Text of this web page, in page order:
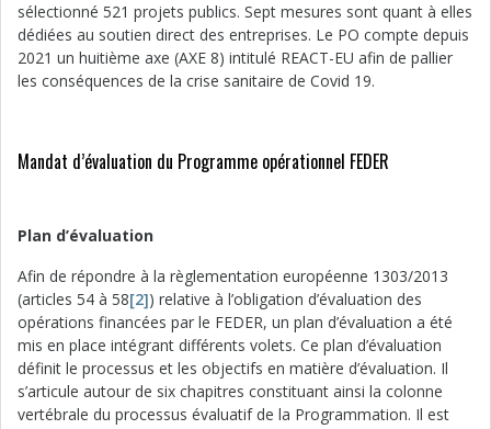
sélectionné 521 projets publics. Sept mesures sont quant à elles
dédiées au soutien direct des entreprises. Le PO compte depuis
2021 un huitième axe (AXE 8) intitulé REACT-EU afin de pallier
les conséquences de la crise sanitaire de Covid 19.
Mandat d’évaluation du Programme opérationnel FEDER
Plan d’évaluation
Afin de répondre à la règlementation européenne 1303/2013
(articles 54 à 58[2]) relative à l’obligation d’évaluation des
opérations financées par le FEDER, un plan d’évaluation a été
mis en place intégrant différents volets. Ce plan d’évaluation
définit le processus et les objectifs en matière d’évaluation. Il
s’articule autour de six chapitres constituant ainsi la colonne
vertébrale du processus évaluatif de la Programmation. Il est